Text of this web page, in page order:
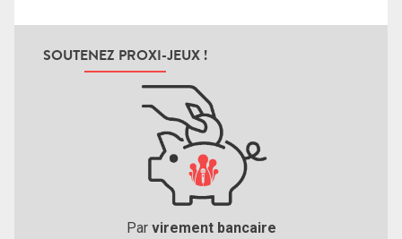
SOUTENEZ PROXI-JEUX !
Par virement bancaire